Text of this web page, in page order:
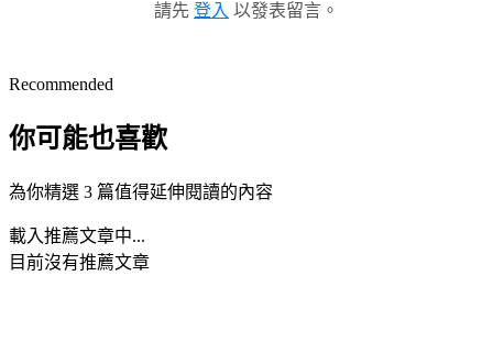
請先 登入 以發表留言。
Recommended
你可能也喜歡
為你精選 3 篇值得延伸閱讀的內容
載入推薦文章中...
目前沒有推薦文章